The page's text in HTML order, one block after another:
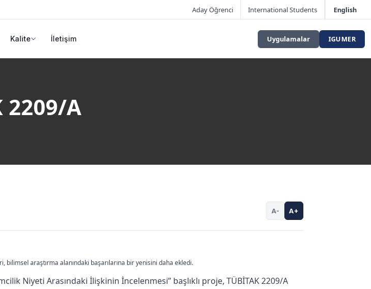
Aday Öğrenci International Students English
Kalite İletişim Uygulamalar IGUMER
2209/A
A- A+
araştırma alanındaki başarılarına bir yenisini daha ekledi.
Niyeti Arasındaki İlişkinin İncelenmesi” başlıklı proje, TÜBİTAK 2209/A